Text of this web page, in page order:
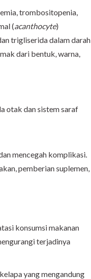
trombositopenia,
(acanthocyte)
trigliserida dalam darah
dari bentuk, warna,
otak dan sistem saraf
mencegah komplikasi.
pemberian suplemen,
konsumsi makanan
terjadinya
yang mengandung